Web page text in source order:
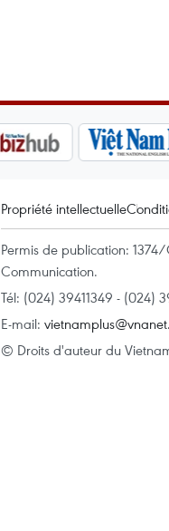
Propriété intellectuelle
Permis de publication:
Communication.
Tél: (024) 39411349 - (024)
E-mail:
© Droits d'auteur du